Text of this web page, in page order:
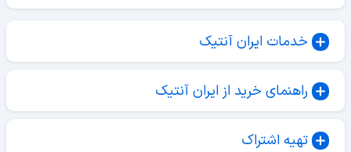
خدمات ایران آنتیک
راهنمای خرید از ایران آنتیک
تهیه اشتراک